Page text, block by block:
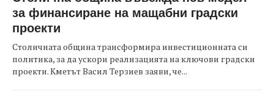
за финансиране на мащабни градски
проекти
Столичната община трансформира инвестиционната си
политика, за да ускори реализацията на ключови градски
проекти. Кметът Васил Терзиев заяви, че...